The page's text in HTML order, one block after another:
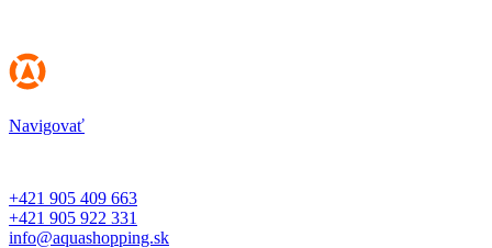
Navigovať
+421 905 409 663
+421 905 922 331
info@aquashopping.sk